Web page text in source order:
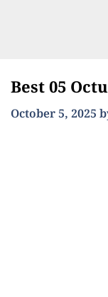
Best 05
October 5, 2025